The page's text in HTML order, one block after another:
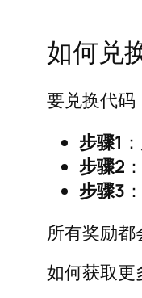
如何兑
要兑换代码
步骤1
步骤2
步骤3
所有奖励都
如何获取更